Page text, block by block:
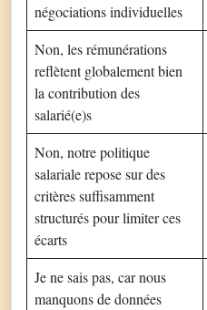
négociations individuelles
Non, les rémunérations
reflètent globalement bien
la contribution des
salarié(e)s
Non, notre politique
salariale repose sur des
critères suffisamment
structurés pour limiter ces
écarts
Je ne sais pas, car nous
manquons de données